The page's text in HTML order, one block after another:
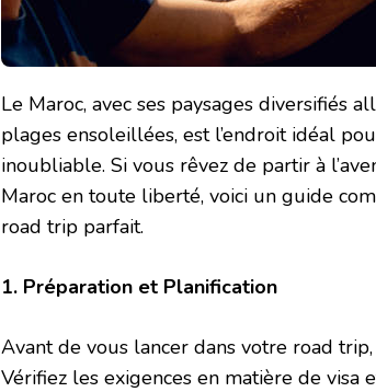
Le Maroc, avec ses paysages diversifiés
plages ensoleillées, est l’endroit idéal
inoubliable. Si vous rêvez de partir à
Maroc en toute liberté, voici un guide
road trip parfait.
1. Préparation et Planification
Avant de vous lancer dans votre road
Vérifiez les exigences en matière de visa